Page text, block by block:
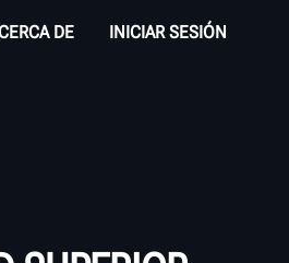
DE INICIAR SESIÓN